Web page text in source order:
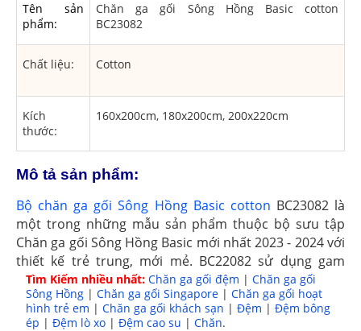
Tên sản
phẩm:
Chăn ga gối Sông Hồng Basic cotton
BC23082
Chất liệu: Cotton
Kích
thước:
160x200cm, 180x200cm, 200x220cm
Mô tả sản phẩm:
Bộ chăn ga gối Sông Hồng Basic cotton BC23082 là
một trong những mẫu sản phẩm thuộc bộ sưu tập
Chăn ga gối Sông Hồng Basic mới nhất 2023 - 2024 với
thiết kế trẻ trung, mới mẻ. BC22082 sử dụng gam
màu xanh nhẹ nhàng kết hợp họa tiết tạo nên sự
uyển chuyển mềm mại cùng chất vải cotton thoáng
mát, phù hợp với mọi lứa tuổi.
Tìm Kiếm nhiều nhất: Chăn ga gối đệm | Chăn ga gối
Sông Hồng | Chăn ga gối Singapore | Chăn ga gối hoạt
hình trẻ em | Chăn ga gối khách sạn | Đệm | Đệm bông
ép | Đệm lò xo | Đệm cao su | Chăn.